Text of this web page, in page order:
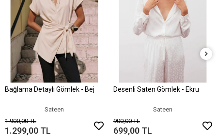
Sepete Ekle
Bağlama Detaylı Gömlek - Bej
Sateen
1.900,00 TL
1.299,00 TL
Sepete Ekle
Desenli Saten Gömlek - Ekru
Sateen
900,00 TL
699,00 TL